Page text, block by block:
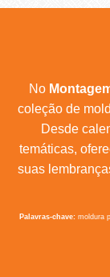
No
coleção de
Desde
temáticas,
suas
Palavras-chave:moldura